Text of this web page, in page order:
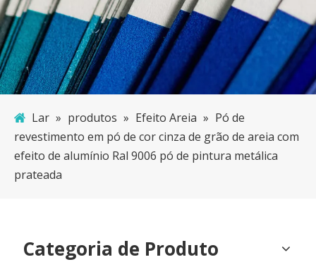
Lar » produtos » Efeito Areia » Pó de
revestimento em pó de cor cinza de grão de areia com
efeito de alumínio Ral 9006 pó de pintura metálica
prateada
Categoria de Produto